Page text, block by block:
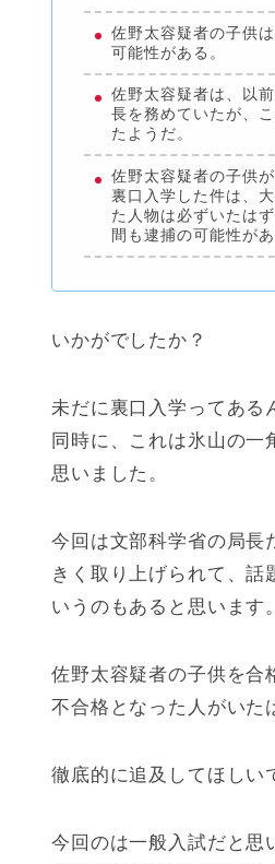
佐野太容疑者の子供
可能性がある。
佐野太容疑者は、以
長を務めていたが、
たようだ。
佐野太容疑者の子供
裏口入学した件は、
た人物は必ずいたは
間も逮捕の可能性があ
いかがでしたか？
未だに裏口入学ってある
同時に、これは氷山の一
思いました。
今回は文部科学省の局長
きく取り上げられて、話
いうのもあると思います。
佐野太容疑者の子供を合
不合格となった人がいた
徹底的に追及してほしい
今回のは一般入試だと思